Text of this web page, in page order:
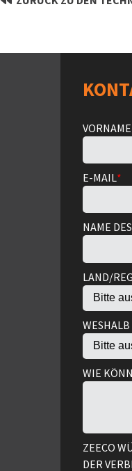
E-MAIL*
NAME
LAND/
WIE
ZEECO
DER